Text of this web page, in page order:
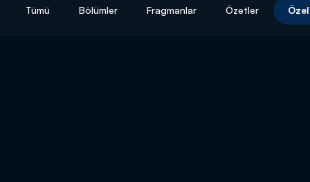
Tümü Bölümler Fragmanlar Özetler